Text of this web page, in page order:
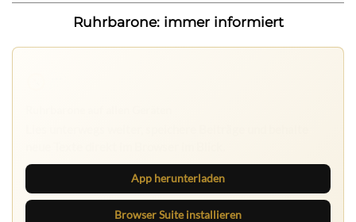
Ruhrbarone: immer informiert
App herunterladen
Browser Suite installieren